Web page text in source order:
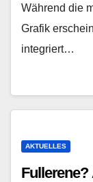
Während die
Grafik
integriert…
AKTUELLES